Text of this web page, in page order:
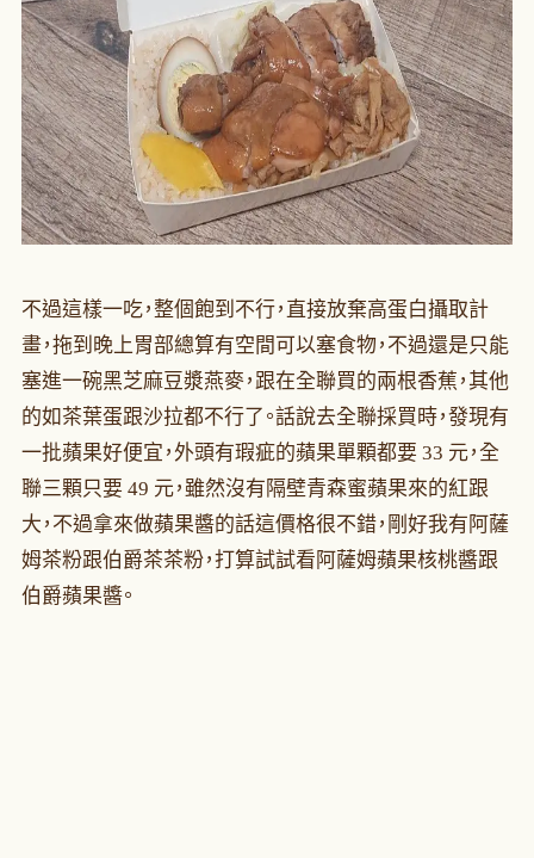
不過這樣一吃，整個飽到不行，直接放棄高蛋白攝取計
畫，拖到晚上胃部總算有空間可以塞食物，不過還是只能
塞進一碗黑芝麻豆漿燕麥，跟在全聯買的兩根香蕉，其他
的如茶葉蛋跟沙拉都不行了。話說去全聯採買時，發現有
一批蘋果好便宜，外頭有瑕疵的蘋果單顆都要 33 元，全
聯三顆只要 49 元，雖然沒有隔壁青森蜜蘋果來的紅跟
大，不過拿來做蘋果醬的話這價格很不錯，剛好我有阿薩
姆茶粉跟伯爵茶茶粉，打算試試看阿薩姆蘋果核桃醬跟
伯爵蘋果醬。